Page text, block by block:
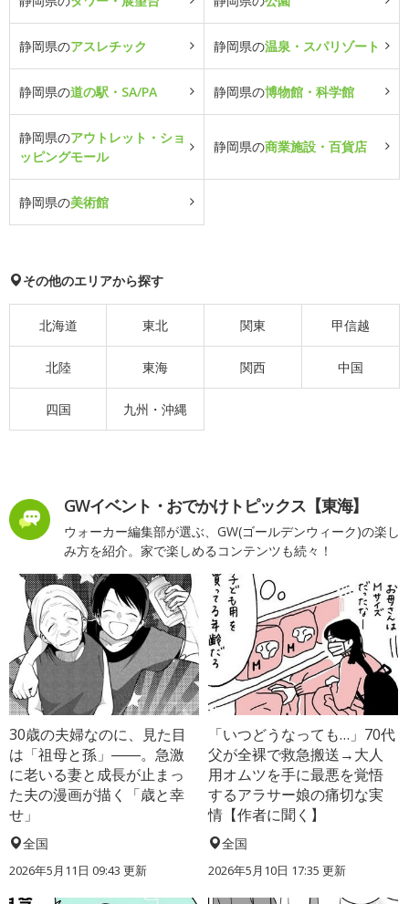
静岡県のアスレチック 静岡県の温泉・スパリゾート
静岡県の道の駅・SA/PA 静岡県の博物館・科学館
静岡県のアウトレット・ショ
ッピングモール
静岡県の商業施設・百貨店
静岡県の美術館
その他のエリアから探す
北海道 東北 関東 甲信越
北陸 東海 関西 中国
四国 九州・沖縄
GWイベント・おでかけトピックス【東海】
ウォーカー編集部が選ぶ、GW(ゴールデンウィーク)の楽し
み方を紹介。家で楽しめるコンテンツも続々！
30歳の夫婦なのに、見た目
は「祖母と孫」――。急激
に老いる妻と成長が止まっ
た夫の漫画が描く「歳と幸
せ」
全国
2026年5月11日 09:43 更新
「いつどうなっても…」70代
父が全裸で救急搬送→大人
用オムツを手に最悪を覚悟
するアラサー娘の痛切な実
情【作者に聞く】
全国
2026年5月10日 17:35 更新